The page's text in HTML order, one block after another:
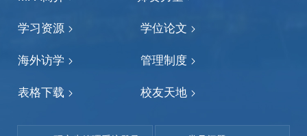
学习资源 学位论文
海外访学 管理制度
表格下载 校友天地